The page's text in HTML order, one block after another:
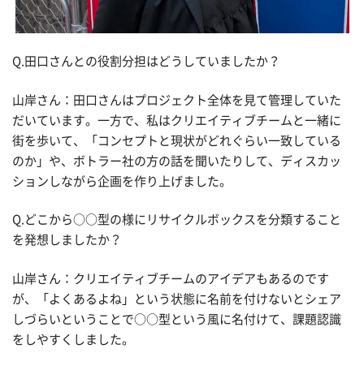
Q. 田口さんとの役割分担はどうしていましたか？
山岸さん：田口さんはプロジェクト全体を見て管理していた
だいています。一方で、私はクリエイティブチームと一緒に
街を歩いて、「コンセプトと現状がどれぐらい一致している
のか」や、ボトラー社の方の話を聞いたりして、ディスカッ
ションしながら企画を作り上げました。
Q. どこから○○型の様にリサイクルボックスを分類すること
を発想しましたか？
山岸さん：クリエイティブチームのアイデアもあるのです
が、「よくあるよね」という状態に名前を付けないとシェア
しづらいということで○○型という風に名付けて、課題認識
をしやすくしました。